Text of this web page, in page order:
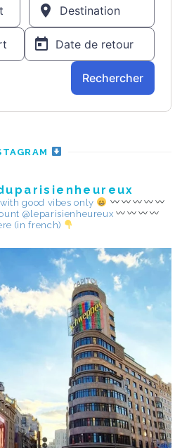
good vibes only
@leparisienheureux
(in french)